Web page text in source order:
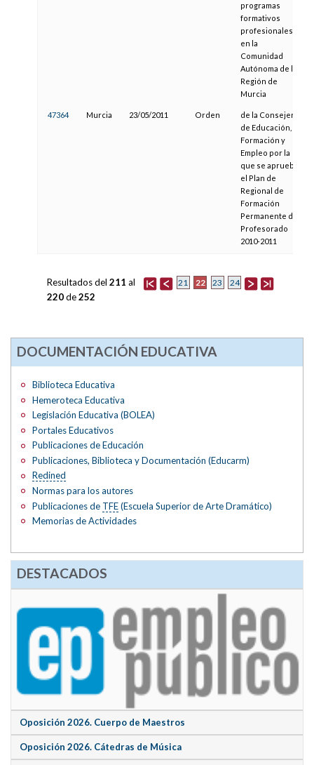
programas
formativos
profesionales
en la
Comunidad
Autónoma de la
Región de
Murcia
47364 Murcia 23/05/2011 Orden
de la Consejería
de Educación,
Formación y
Empleo por la
que se aprueba
el Plan de
Regional de
Formación
Permanente del
Profesorado
2010-2011
21 22 23 24
Resultados del 211 al
220de252
DOCUMENTACIÓN EDUCATIVA
Biblioteca Educativa
Hemeroteca Educativa
Legislación Educativa (BOLEA)
Portales Educativos
Publicaciones de Educación
Publicaciones, Biblioteca y Documentación (Educarm)
Redined
Normas para los autores
Publicaciones de TFE(Escuela Superior de Arte Dramático)
Memorias de Actividades
DESTACADOS
Oposición 2026. Cuerpo de Maestros
Oposición 2026. Cátedras de Música